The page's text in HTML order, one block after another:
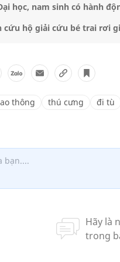
học, nam sinh có hành
cứu hộ giải cứu bé trai rơi
thông thú cưng đi tù